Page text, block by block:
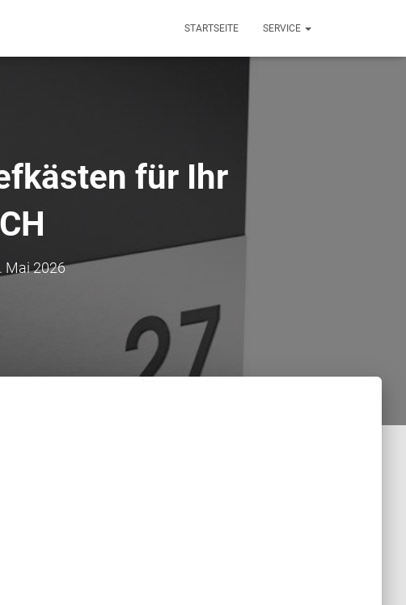
STARTSEITE SERVICE
für Ihr
Mai 2026